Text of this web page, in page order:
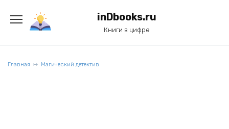
содержанию
inDbooks.ru
Книги в цифре
Главная Магический детектив